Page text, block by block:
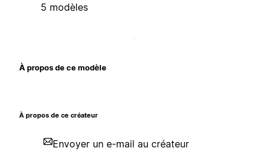
5 modèles
À propos de ce modèle
À propos de ce créateur
Envoyer un e-mail au créateur